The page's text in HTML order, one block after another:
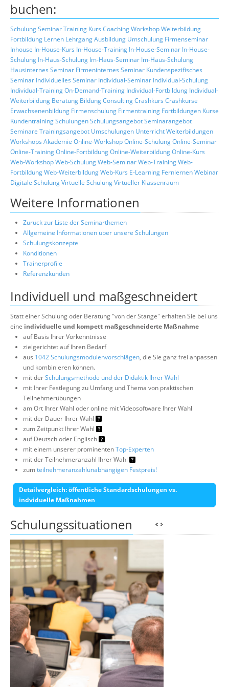
buchen:
SchulungSeminarTraining Kurs CoachingWorkshopWeiterbildung
Fortbildung Lernen LehrgangAusbildung Umschulung Firmenseminar
Inhouse In-House-Kurs In-House-Training In-House-Seminar In-House-
Schulung In-Haus-Schulung Im-Haus-Seminar Im-Haus-Schulung
Hausinternes Seminar Firmeninternes Seminar Kundenspezifisches
Seminar Individuelles Seminar Individual-Seminar Individual-Schulung
Individual-TrainingOn-Demand-Training Individual-Fortbildung Individual-
Weiterbildung Beratung BildungConsultingCrashkurs Crashkurse
Erwachsenenbildung Firmenschulung Firmentraining Fortbildungen Kurse
KundentrainingSchulungenSchulungsangebotSeminarangebot
Seminare Trainingsangebot Umschulungen UnterrichtWeiterbildungen
Workshops Akademie Online-WorkshopOnline-SchulungOnline-Seminar
Online-TrainingOnline-FortbildungOnline-WeiterbildungOnline-Kurs
Web-WorkshopWeb-SchulungWeb-SeminarWeb-TrainingWeb-
FortbildungWeb-WeiterbildungWeb-Kurs E-Learning FernlernenWebinar
Digitale SchulungVirtuelle SchulungVirtueller Klassenraum
Weitere Informationen
Zurück zur Liste der Seminarthemen
Allgemeine Informationen über unsere Schulungen
Schulungskonzepte
Konditionen
Trainerprofile
Referenzkunden
Individuell und maßgeschneidert
Statt einer Schulung oder Beratung "von der Stange" erhalten Sie bei uns
eine individuelle und kompett maßgeschneiderte Maßnahme
auf Basis Ihrer Vorkenntnisse
zielgerichtet auf Ihren Bedarf
aus 1042 Schulungsmodulenvorschlägen, die Sie ganz frei anpassen
und kombinieren können.
mit derSchulungsmethode und der Didaktik Ihrer Wahl
mit Ihrer Festlegung zu Umfang und Thema von praktischen
Teilnehmerübungen
am Ort Ihrer Wahl oder online mit Videosoftware Ihrer Wahl
mit der Dauer Ihrer Wahl
zum Zeitpunkt Ihrer Wahl
auf Deutsch oder Englisch
mit einem unserer prominentenTop-Experten
mit der Teilnehmeranzahl Ihrer Wahl
zumteilnehmeranzahlunabhängigen Festpreis!
Detailvergleich: öffentliche Standardschulungen vs.
indviduelle Maßnahmen
Schulungssituationen